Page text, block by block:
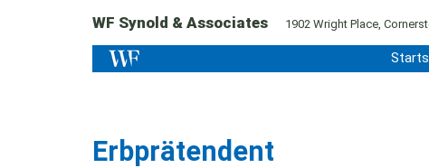
WF Synold & Associates 1902 Wright Place,
Erbprätendent